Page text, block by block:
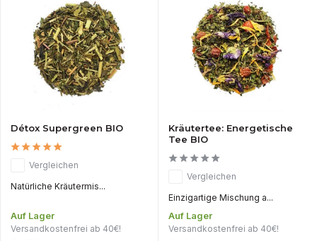
Détox Supergreen BIO
Vergleichen
Natürliche Kräutermis...
Auf Lager
Versandkostenfrei ab 40€!
Kräutertee: Energetische
Tee BIO
Vergleichen
Einzigartige Mischung a...
Auf Lager
Versandkostenfrei ab 40€!